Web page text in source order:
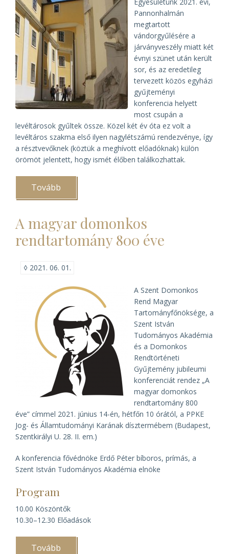
Pannonhalmán
megtartott
vándorgyűlésére a
járványveszély miatt két
évnyi szünet után került
sor, és az eredetileg
tervezett közös egyházi
gyűjteményi
konferencia helyett
most csupán a
levéltárosok gyűltek össze. Közel két év óta ez volt a
levéltáros szakma első ilyen nagylétszámú rendezvénye, így
a résztvevőknek (köztük a meghívott előadóknak) külön
örömöt jelentett, hogy ismét élőben találkozhattak.
Tovább
az
levéltárosok
pannonhalmi
vándorgyűlése)
A magyar domonkos
rendtartomány 800 éve
◊ 2021. 06. 01.
A Szent Domonkos
Rend Magyar
Tartományfőnöksége, a
Szent István
Tudományos Akadémia
és a Domonkos
Rendtörténeti
Gyűjtemény jubileumi
konferenciát rendez „A
magyar domonkos
rendtartomány 800
éve” címmel 2021. június 14-én, hétfőn 10 órától, a PPKE
Jog- és Államtudományi Karának dísztermébem (Budapest,
Szentkirályi U. 28. II. em.)
A konferencia fővédnöke Erdő Péter bíboros, prímás, a
Szent István Tudományos Akadémia elnöke
Program
10.00 Köszöntők
10.30–12.30 Előadások
Tovább